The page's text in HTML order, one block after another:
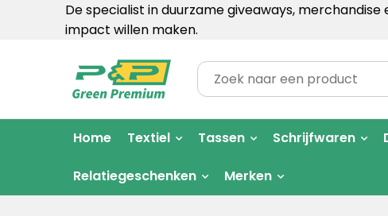
De specialist in duurzame giveaways,
impact willen maken.
Home Textiel Tassen Schrijfwaren
Relatiegeschenken Merken